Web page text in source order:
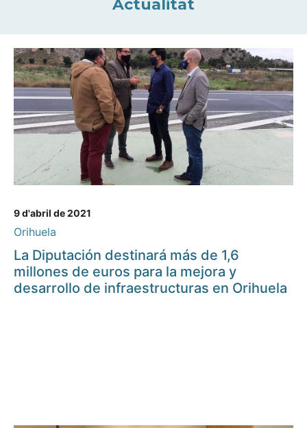
Actualitat
9 d'abril de 2021
Orihuela
La Diputación destinará más de 1,6
millones de euros para la mejora y
desarrollo de infraestructuras en Orihuela